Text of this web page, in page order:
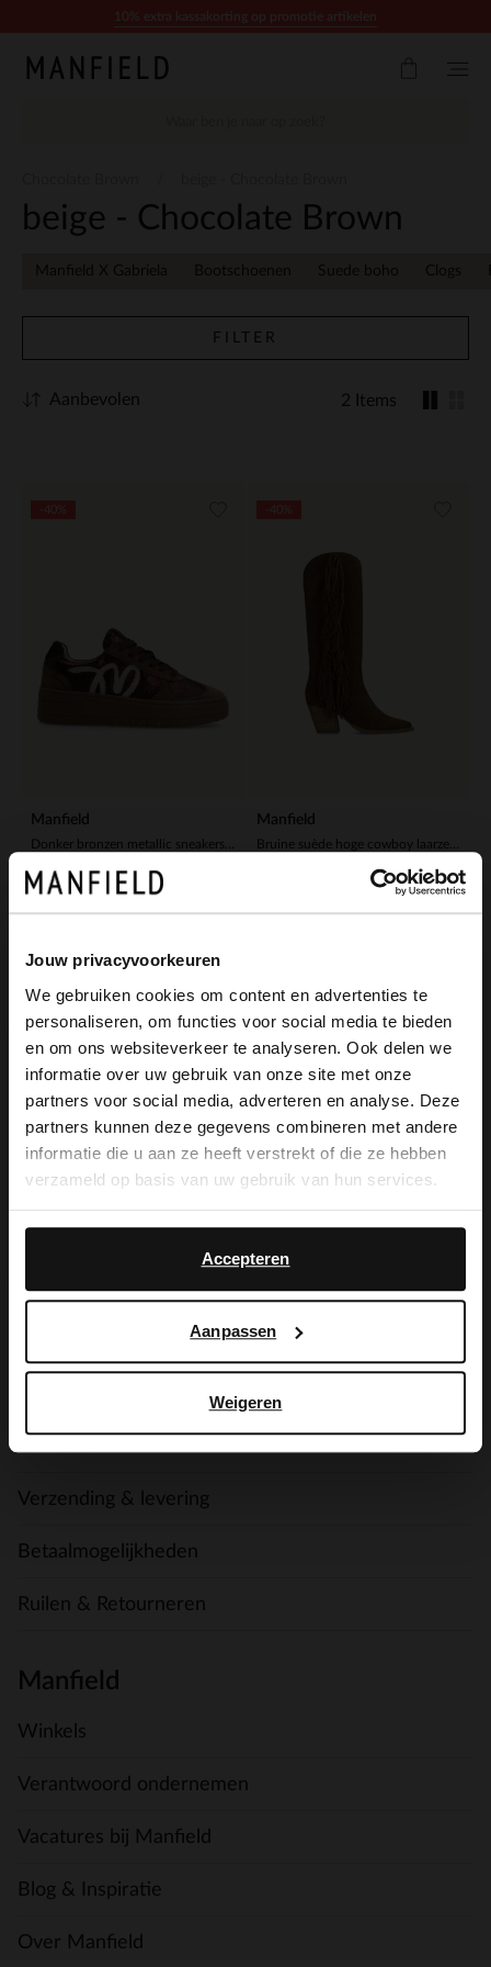
Jouw privacyvoorkeuren
We gebruiken cookies om content en advertenties te
personaliseren, om functies voor social media te bieden
en om ons websiteverkeer te analyseren. Ook delen we
informatie over uw gebruik van onze site met onze
partners voor social media, adverteren en analyse. Deze
partners kunnen deze gegevens combineren met andere
informatie die u aan ze heeft verstrekt of die ze hebben
verzameld op basis van uw gebruik van hun services.
Accepteren
Aanpassen
Weigeren
beige - Chocolate Brown
Manfield X Gabriela Bootschoenen Suede boho Clogs
FILTER
2 Items
Aanbevolen
Manfield
129.98
77.99
Manfield
De My Manfield
voordelen wachten
op je.
AANMELDEN MY MANFIELD
Meer over My Manfield
Verzending & levering
Betaalmogelijkheden
Ruilen & Retourneren
Manfield
Winkels
Verantwoord ondernemen
Vacatures bij Manfield
Blog & Inspiratie
Over Manfield
×
View this website in English?
It looks like your language isn't Dutch. Would
you like to switch to English?
English